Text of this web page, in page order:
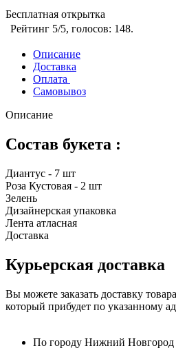
Бесплатная открытка
Рейтинг 5/5, голосов: 148.
Описание
Доставка
Оплата
Самовывоз
Описание
Состав букета :
Диантус - 7 шт
Роза Кустовая - 2 шт
Зелень
Дизайнерская упаковка
Лента атласная
Доставка
Курьерская доставка
Вы можете заказать доставку
который прибудет по указанному
По городу Нижний Новгород